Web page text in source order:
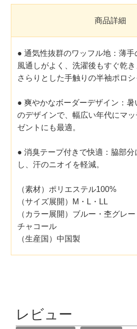
商品詳細
● 通気性抜群のワッフル地：薄
風通しがよく、洗濯後もすぐ乾
さらりとした手触りの半袖ポロシ
● 爽やかなボーダーデザイン：暑
のデザインで、幅広い年代にマ
ゼントにも最適。
● 消臭テープ付きで快適：脇部
し、汗のニオイを軽減。
（素材）ポリエステル100%
（サイズ展開）M・L・LL
（カラー展開）ブルー・杢グレ
チャコール
（生産国）中国製
レビュー